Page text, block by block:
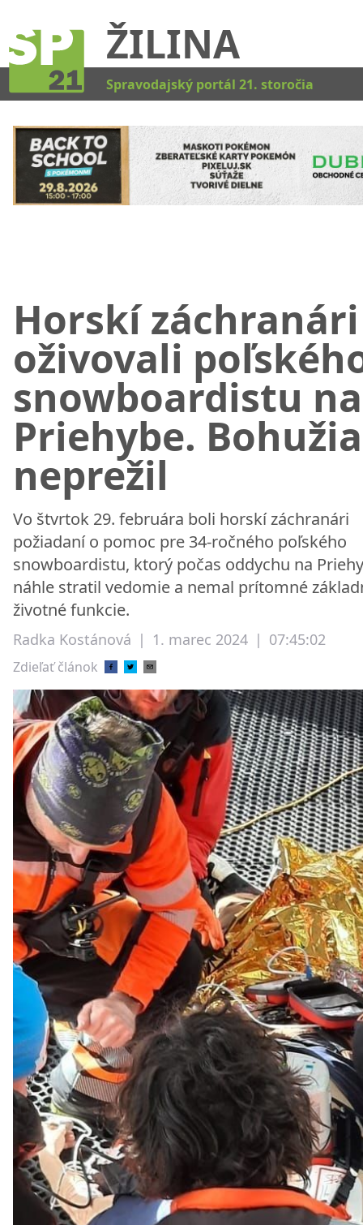
ŽILINA
Spravodajský portál 21. storočia
Horskí záchranári
oživovali
snowboardistu na
Priehybe.
neprežil
Vo štvrtok 29. februára boli horskí záchranári
požiadaní o pomoc pre 34-ročného poľského
snowboardistu, ktorý počas oddychu na
náhle stratil vedomie a nemal prítomné
životné funkcie.
Radka Kostánová | 1. marec 2024 | 07:45:02
Zdieľať článok